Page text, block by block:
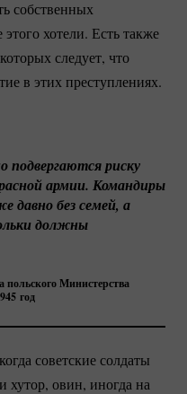
собственных
хотели. Есть также
следует, что
в этих преступлениях.
польского Министерства
год
риску
армии. Командиры
без семей, а
должны
советские солдаты
хутор, овин, иногда на